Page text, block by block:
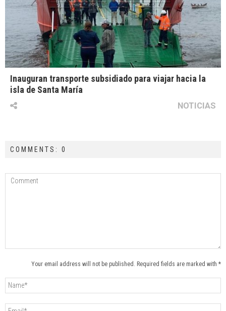
Inauguran transporte subsidiado para viajar hacia la
isla de Santa María
NOTICIAS
COMMENTS: 0
Your email address will not be published. Required fields are marked with *